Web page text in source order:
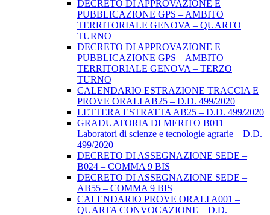
DECRETO DI APPROVAZIONE E
PUBBLICAZIONE GPS – AMBITO
TERRITORIALE GENOVA – QUARTO
TURNO
DECRETO DI APPROVAZIONE E
PUBBLICAZIONE GPS – AMBITO
TERRITORIALE GENOVA – TERZO
TURNO
CALENDARIO ESTRAZIONE TRACCIA E
PROVE ORALI AB25 – D.D. 499/2020
LETTERA ESTRATTA AB25 – D.D. 499/2020
GRADUATORIA DI MERITO B011 –
Laboratori di scienze e tecnologie agrarie – D.D.
499/2020
DECRETO DI ASSEGNAZIONE SEDE –
B024 – COMMA 9 BIS
DECRETO DI ASSEGNAZIONE SEDE –
AB55 – COMMA 9 BIS
CALENDARIO PROVE ORALI A001 –
QUARTA CONVOCAZIONE – D.D.